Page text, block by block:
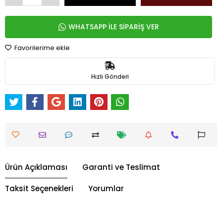
WHATSAPP İLE SİPARİŞ VER
Favorilerime ekle
Hızlı Gönderi
Ürün Açıklaması Garanti ve Teslimat
Taksit Seçenekleri Yorumlar